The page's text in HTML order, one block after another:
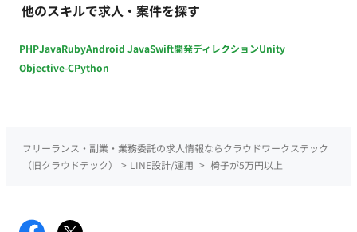
他のスキルで求人・案件を探す
PHPJavaRubyAndroid JavaSwift開発ディレクションUnity
Objective-CPython
フリーランス・副業・業務委託の求人情報ならクラウドワークステック
（旧クラウドテック）
> LINE設計/運用 > 椅子が5万円以上